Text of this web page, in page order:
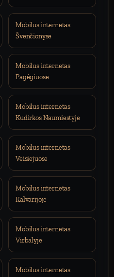
Mobilus internetas
Švenčionyse
Mobilus internetas
Pagėgiuose
Mobilus internetas
Kudirkos Naumiestyje
Mobilus internetas
Veisiejuose
Mobilus internetas
Kalvarijoje
Mobilus internetas
Virbalyje
Mobilus internetas